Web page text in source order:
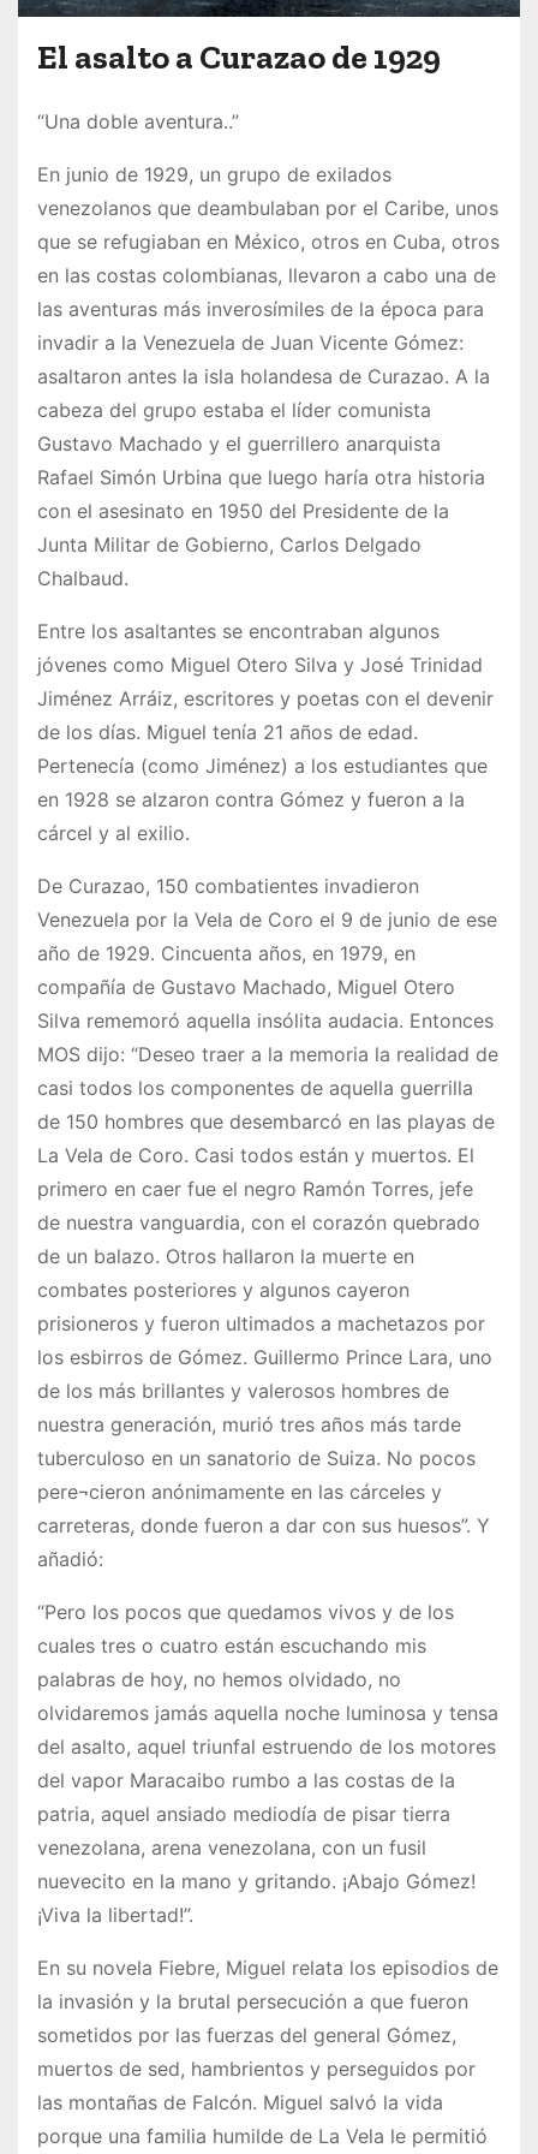
El asalto a Curazao de 1929
“Una doble aventura..”
En junio de 1929, un grupo de exilados
venezolanos que deambulaban por el Caribe, unos
que se refugiaban en México, otros en Cuba, otros
en las costas colombianas, llevaron a cabo una de
las aventuras más inverosímiles de la época para
invadir a la Venezuela de Juan Vicente Gómez:
asaltaron antes la isla holandesa de Curazao. A la
cabeza del grupo estaba el líder comunista
Gustavo Machado y el guerrillero anarquista
Rafael Simón Urbina que luego haría otra historia
con el asesinato en 1950 del Presidente de la
Junta Militar de Gobierno, Carlos Delgado
Chalbaud.
Entre los asaltantes se encontraban algunos
jóvenes como Miguel Otero Silva y José Trinidad
Jiménez Arráiz, escritores y poetas con el devenir
de los días. Miguel tenía 21 años de edad.
Pertenecía (como Jiménez) a los estudiantes que
en 1928 se alzaron contra Gómez y fueron a la
cárcel y al exilio.
De Curazao, 150 combatientes invadieron
Venezuela por la Vela de Coro el 9 de junio de ese
año de 1929. Cincuenta años, en 1979, en
compañía de Gustavo Machado, Miguel Otero
Silva rememoró aquella insólita audacia. Entonces
MOS dijo: “Deseo traer a la memoria la realidad de
casi todos los componentes de aquella guerrilla
de 150 hombres que desembarcó en las playas de
La Vela de Coro. Casi todos están y muertos. El
primero en caer fue el negro Ramón Torres, jefe
de nuestra vanguardia, con el corazón quebrado
de un balazo. Otros hallaron la muerte en
combates posteriores y algunos cayeron
prisioneros y fueron ultimados a machetazos por
los esbirros de Gómez. Guillermo Prince Lara, uno
de los más brillantes y valerosos hombres de
nuestra generación, murió tres años más tarde
tuberculoso en un sanatorio de Suiza. No pocos
pere¬cieron anónimamente en las cárceles y
carreteras, donde fueron a dar con sus huesos”. Y
añadió:
“Pero los pocos que quedamos vivos y de los
cuales tres o cuatro están escuchando mis
palabras de hoy, no hemos olvidado, no
olvidaremos jamás aquella noche luminosa y tensa
del asalto, aquel triunfal estruendo de los motores
del vapor Maracaibo rumbo a las costas de la
patria, aquel ansiado mediodía de pisar tierra
venezolana, arena venezolana, con un fusil
nuevecito en la mano y gritando. ¡Abajo Gómez!
¡Viva la libertad!”.
En su novela Fiebre, Miguel relata los episodios de
la invasión y la brutal persecución a que fueron
sometidos por las fuerzas del general Gómez,
muertos de sed, hambrientos y perseguidos por
las montañas de Falcón. Miguel salvó la vida
porque una familia humilde de La Vela le permitió